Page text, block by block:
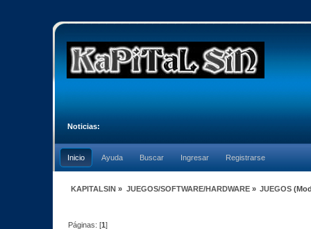
Noticias:
Inicio Ayuda Buscar Ingresar Registrarse
KAPITALSIN » JUEGOS/SOFTWARE/HARDWARE» JUEGOS
Páginas: [1]